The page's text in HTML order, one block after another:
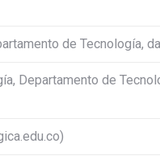
de Tecnología,
Departamento de